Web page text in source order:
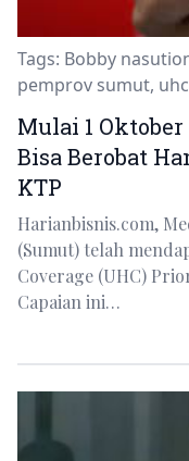
Tags: Bobby
pemprov sumut, uhc
Mulai 1
Bisa Berobat
KTP
Harianbisnis.com,
(Sumut) telah
Coverage (UHC)
Capaian ini…